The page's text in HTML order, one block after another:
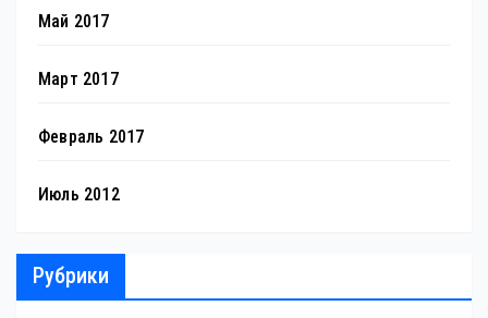
Май 2017
Март 2017
Февраль 2017
Июль 2012
Рубрики